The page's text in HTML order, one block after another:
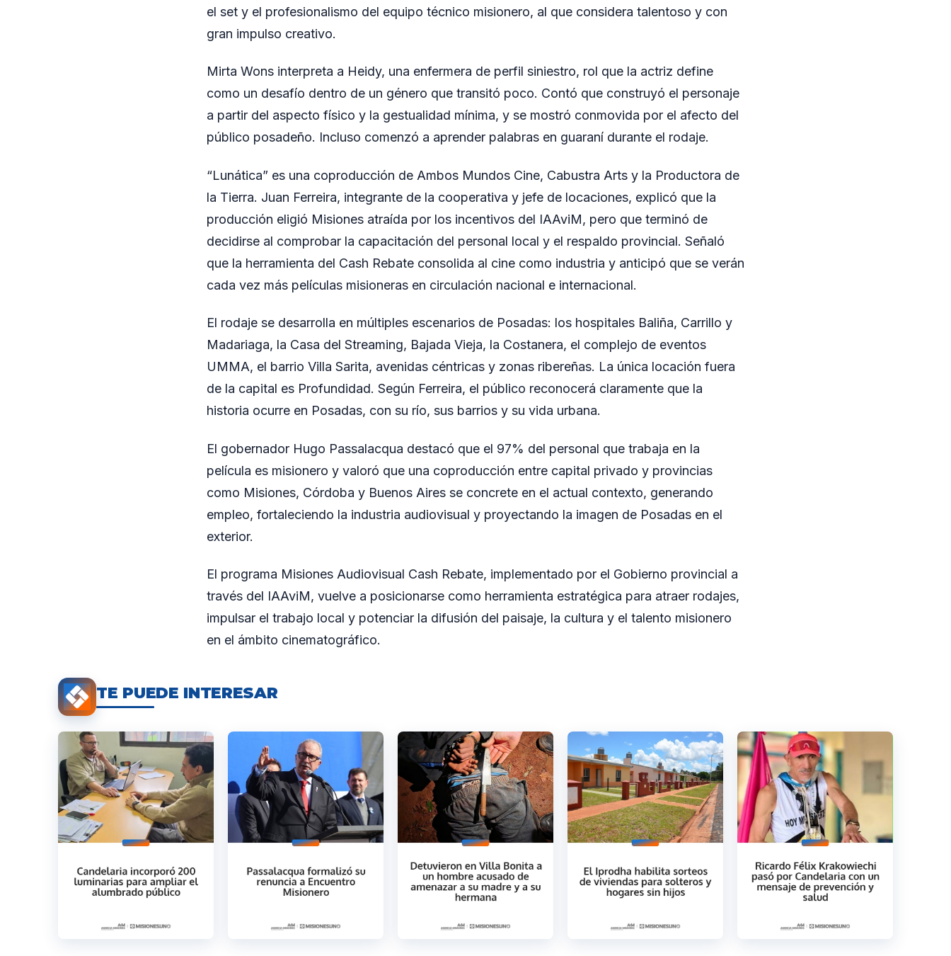
el set y el profesionalismo del equipo técnico misionero, al que considera talentoso y con
gran impulso creativo.
Mirta Wons interpreta a Heidy, una enfermera de perfil siniestro, rol que la actriz define
como un desafío dentro de un género que transitó poco. Contó que construyó el personaje
a partir del aspecto físico y la gestualidad mínima, y se mostró conmovida por el afecto del
público posadeño. Incluso comenzó a aprender palabras en guaraní durante el rodaje.
“Lunática” es una coproducción de Ambos Mundos Cine, Cabustra Arts y la Productora de
la Tierra. Juan Ferreira, integrante de la cooperativa y jefe de locaciones, explicó que la
producción eligió Misiones atraída por los incentivos del IAAviM, pero que terminó de
decidirse al comprobar la capacitación del personal local y el respaldo provincial. Señaló
que la herramienta del Cash Rebate consolida al cine como industria y anticipó que se verán
cada vez más películas misioneras en circulación nacional e internacional.
El rodaje se desarrolla en múltiples escenarios de Posadas: los hospitales Baliña, Carrillo y
Madariaga, la Casa del Streaming, Bajada Vieja, la Costanera, el complejo de eventos
UMMA, el barrio Villa Sarita, avenidas céntricas y zonas ribereñas. La única locación fuera
de la capital es Profundidad. Según Ferreira, el público reconocerá claramente que la
historia ocurre en Posadas, con su río, sus barrios y su vida urbana.
El gobernador Hugo Passalacqua destacó que el 97% del personal que trabaja en la
película es misionero y valoró que una coproducción entre capital privado y provincias
como Misiones, Córdoba y Buenos Aires se concrete en el actual contexto, generando
empleo, fortaleciendo la industria audiovisual y proyectando la imagen de Posadas en el
exterior.
El programa Misiones Audiovisual Cash Rebate, implementado por el Gobierno provincial a
través del IAAviM, vuelve a posicionarse como herramienta estratégica para atraer rodajes,
impulsar el trabajo local y potenciar la difusión del paisaje, la cultura y el talento misionero
en el ámbito cinematográfico.
TE PUEDE INTERESAR